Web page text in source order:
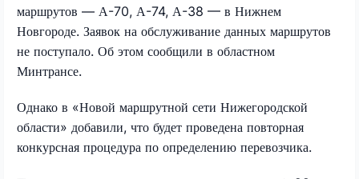
маршрутов — А-70, А-74, А-38 — в Нижнем
Новгороде. Заявок на обслуживание данных маршрутов
не поступало. Об этом сообщили в областном
Минтрансе.
Однако в «Новой маршрутной сети Нижегородской
области» добавили, что будет проведена повторная
конкурсная процедура по определению перевозчика.